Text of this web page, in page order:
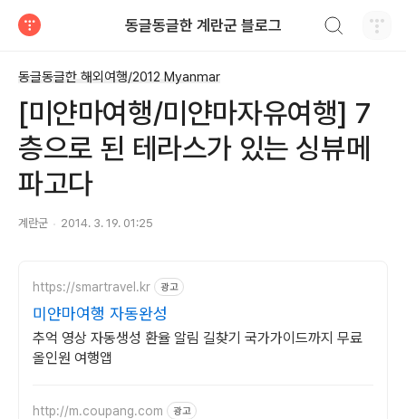
동글동글한 계란군 블로그
동글동글한 해외여행/2012 Myanmar
[미얀마여행/미얀마자유여행] 7
층으로 된 테라스가 있는 싱뷰메
파고다
계란군 2014. 3. 19. 01:25
https://smartravel.kr 광고
미얀마여행 자동완성
추억 영상 자동생성 환율 알림 길찾기 국가가이드까지 무료
올인원 여행앱
http://m.coupang.com 광고